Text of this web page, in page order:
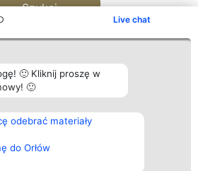
Live chat
🙂 Kliknij proszę w
🙂
odebrać materiały
do Orłów
Szukaj
Plebiscyt
Laureaci
wszystkich
Laureatów
Kontakt
Kontakt